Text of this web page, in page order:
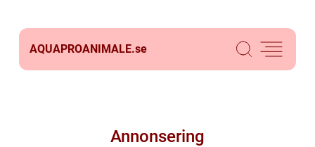
AQUAPROANIMALE.se
Annonsering